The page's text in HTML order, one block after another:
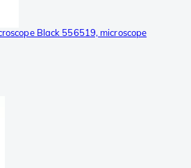
Black 556519, microscope